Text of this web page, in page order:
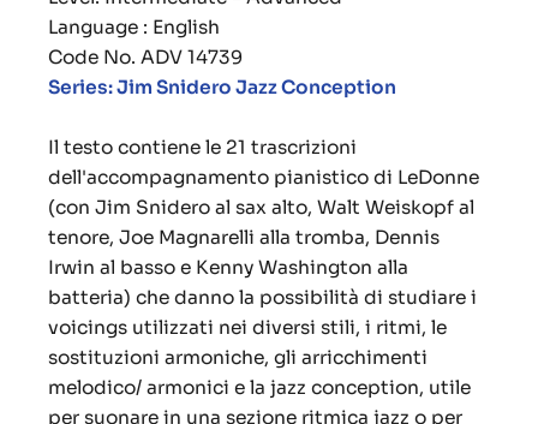
Language : English
Code No. ADV 14739
Series: Jim Snidero Jazz Conception
Il testo contiene le 21 trascrizioni
dell'accompagnamento pianistico di LeDonne
(con Jim Snidero al sax alto, Walt Weiskopf al
tenore, Joe Magnarelli alla tromba, Dennis
Irwin al basso e Kenny Washington alla
batteria) che danno la possibilità di studiare i
voicings utilizzati nei diversi stili, i ritmi, le
sostituzioni armoniche, gli arricchimenti
melodico/ armonici e la jazz conception, utile
per suonare in una sezione ritmica jazz o per